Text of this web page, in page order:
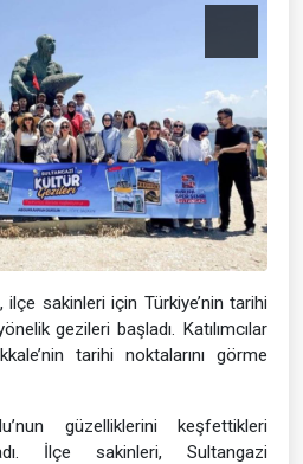
sakinleri için Türkiye’nin tarihi
gezileri başladı. Katılımcılar
tarihi noktalarını görme
güzelliklerini keşfettikleri
İlçe sakinleri, Sultangazi